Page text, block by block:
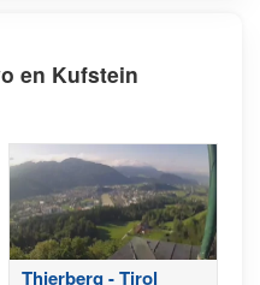
en Kufstein
Thierberg - Tirol